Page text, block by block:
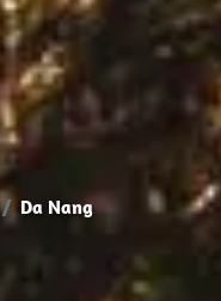
Da Nang